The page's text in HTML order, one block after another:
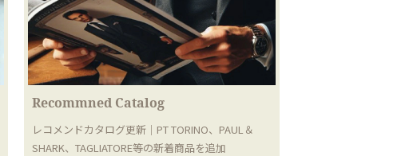
Recommned Catalog
レコメンドカタログ更新｜PT TORINO、PAUL＆
SHARK、TAGLIATORE等の新着商品を追加